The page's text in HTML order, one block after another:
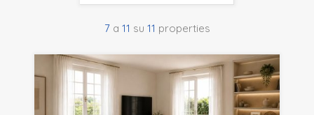
7 a 11 su 11 properties